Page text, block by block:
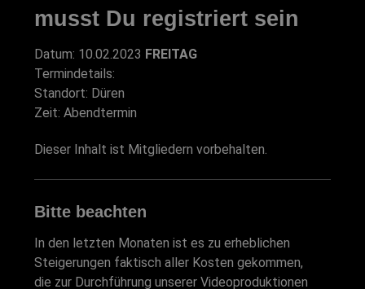
musst Du registriert sein
Datum: 10.02.2023 FREITAG
Termindetails:
Standort: Düren
Zeit: Abendtermin
Dieser Inhalt ist Mitgliedern vorbehalten.
Bitte beachten
In den letzten Monaten ist es zu erheblichen
Steigerungen faktisch aller Kosten gekommen,
die zur Durchführung unserer Videoproduktionen